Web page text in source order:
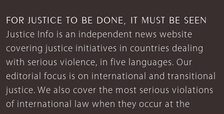
FOR JUSTICE TO BE DONE, IT MUST BE SEEN
Justice Info is an independent news website
covering justice initiatives in countries dealing
with serious violence, in five languages. Our
editorial focus is on international and transitional
justice. We also cover the most serious violations
of international law when they occur at the